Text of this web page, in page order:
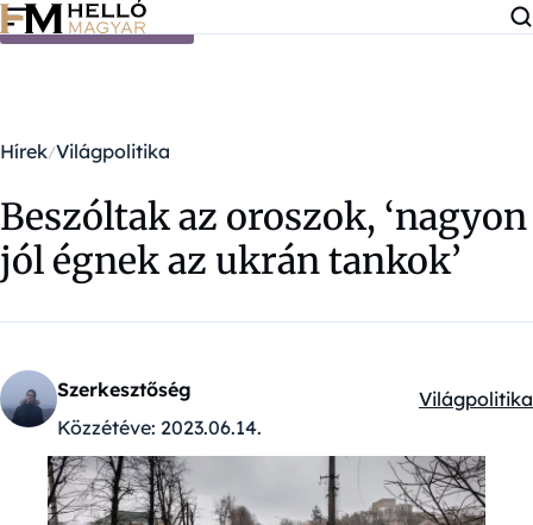
Ugrás a tartalomra
Hírek Világpolitika
Beszóltak az oroszok, ‘nagyon
jól égnek az ukrán tankok’
Szerkesztőség
Közzétéve: 2023.06.14.
Kategóriák:
Világpolitika